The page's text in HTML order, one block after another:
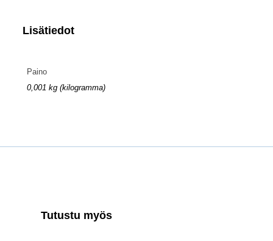
Lisätiedot
Paino
0,001 kg (kilogramma)
Tutustu myös